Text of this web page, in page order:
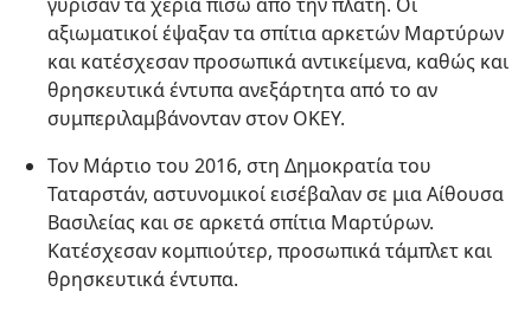
αξιωματικοί έψαξαν τα σπίτια αρκετών Μαρτύρων
και κατέσχεσαν προσωπικά αντικείμενα, καθώς και
θρησκευτικά έντυπα ανεξάρτητα από το αν
συμπεριλαμβάνονταν στον ΟΚΕΥ.
Τον Μάρτιο του 2016, στη Δημοκρατία του
Ταταρστάν, αστυνομικοί εισέβαλαν σε μια Αίθουσα
Βασιλείας και σε αρκετά σπίτια Μαρτύρων.
Κατέσχεσαν κομπιούτερ, προσωπικά τάμπλετ και
θρησκευτικά έντυπα.